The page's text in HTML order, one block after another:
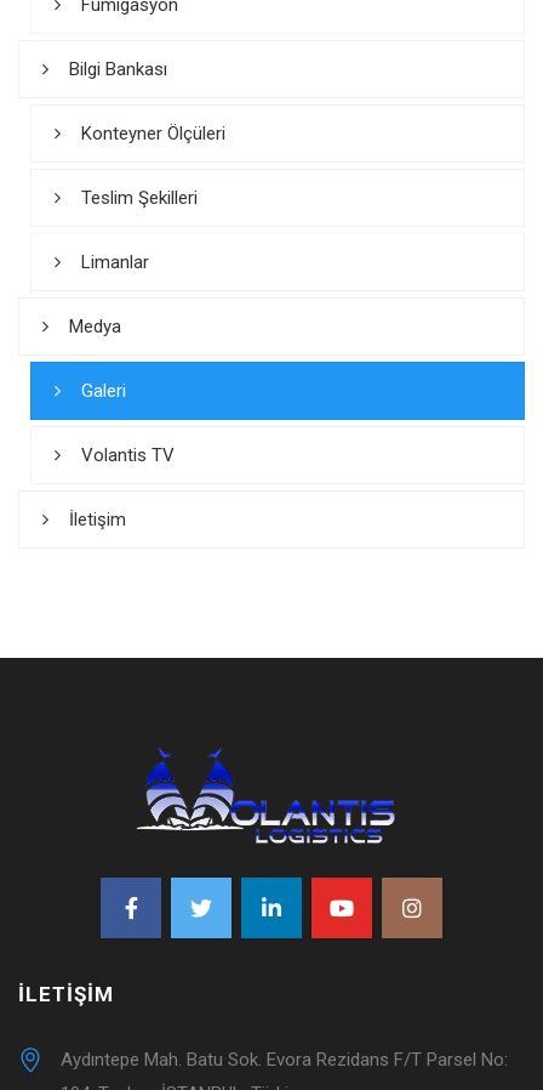
Fümigasyon
Bilgi Bankası
Konteyner Ölçüleri
Teslim Şekilleri
Limanlar
Medya
Galeri
Volantis TV
İletişim
İLETIŞIM
Aydıntepe Mah. Batu Sok. Evora Rezidans F/T Parsel No: